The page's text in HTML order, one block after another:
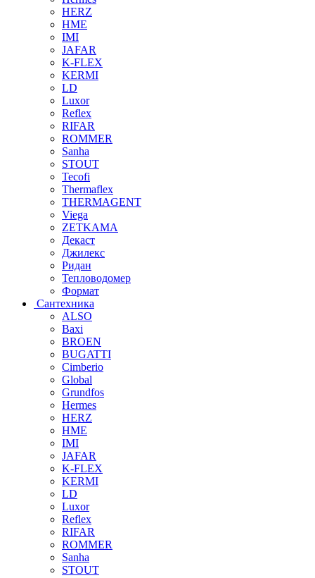
HERZ
HME
IMI
JAFAR
K-FLEX
KERMI
LD
Luxor
Reflex
RIFAR
ROMMER
Sanha
STOUT
Tecofi
Thermaflex
THERMAGENT
Viega
ZETKAMA
Декаст
Джилекс
Ридан
Тепловодомер
Формат
Сантехника
ALSO
Baxi
BROEN
BUGATTI
Cimberio
Global
Grundfos
Hermes
HERZ
HME
IMI
JAFAR
K-FLEX
KERMI
LD
Luxor
Reflex
RIFAR
ROMMER
Sanha
STOUT